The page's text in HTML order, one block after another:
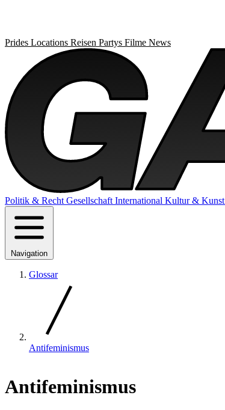
Prides Locations Reisen Partys Filme News
Politik & Recht Gesellschaft International Kultur & Kunst
Navigation
Glossar
Antifeminismus
Antifeminismus